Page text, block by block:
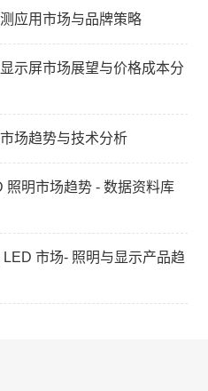
应用市场与品牌策略
示屏市场展望与价格成本分
场趋势与技术分析
照明市场趋势 - 数据资料库
市场- 照明与显示产品趋